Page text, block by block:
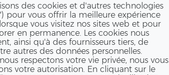
des cookies et d'autres technologies
pour vous offrir la meilleure expérience
vous visitez nos sites web et pour
en permanence. Les cookies nous
ainsi qu'à des fournisseurs tiers, de
autres des données personnelles.
respectons votre vie privée, nous vous
votre autorisation. En cliquant sur le